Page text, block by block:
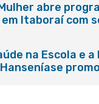
abre
Itaboraí com
na Escola e a